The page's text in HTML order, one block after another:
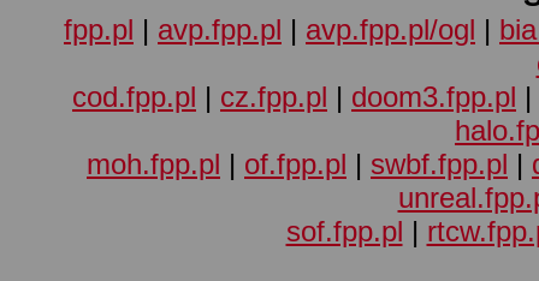
fpp.pl | avp.fpp.pl | avp.fpp.pl/ogl |
cod.fpp.pl | cz.fpp.pl | doom3.fpp.pl |
moh.fpp.pl | of.fpp.pl | swbf.fpp.pl |
sof.fpp.pl |